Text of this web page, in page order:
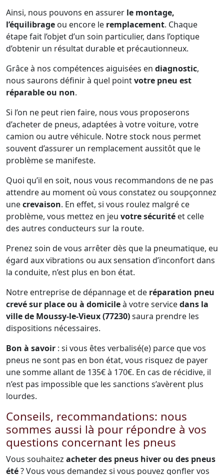
Ainsi, nous pouvons en assurer le montage,
l’équilibrage ou encore le remplacement. Chaque
étape fait l’objet d’un soin particulier, dans l’optique
d’obtenir un résultat durable et précautionneux.
Grâce à nos compétences aiguisées en diagnostic,
nous saurons définir à quel pointvotre pneu est
réparable ou non.
Si l’on ne peut rien faire, nous vous proposerons
d’acheter de pneus, adaptées à votre voiture, votre
camion ou autre véhicule. Notre stock nous permet
souvent d’assurer un remplacement aussitôt que le
problème se manifeste.
Quoi qu’il en soit, nous vous recommandons de ne pas
attendre au moment où vous constatez ou soupçonnez
unecrevaison. En effet, si vous roulez malgré ce
problème, vous mettez en jeu votre sécurité et celle
des autres conducteurs sur la route.
Prenez soin de vous arrêter dès que la pneumatique, eu
égard aux vibrations ou aux sensation d’inconfort dans
la conduite, n’est plus en bon état.
Notre entreprise de dépannage et de réparation pneu
crevé sur place ou à domicileà votre servicedans la
ville de Moussy-le-Vieux (77230)saura prendre les
dispositions nécessaires.
Bon à savoir : si vous êtes verbalisé(e) parce que vos
pneus ne sont pas en bon état, vous risquez de payer
une somme allant de 135€ à 170€. En cas de récidive, il
n’est pas impossible que les sanctions s’avèrent plus
lourdes.
Conseils, recommandations: nous
sommes aussi là pour répondre à vos
questions concernant les pneus
Vous souhaitez acheter des pneus hiver ou des pneus
été? Vous vous demandez si vous pouvez gonfler vos